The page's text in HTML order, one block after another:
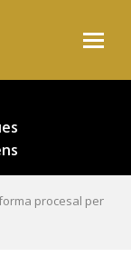
procesal penal